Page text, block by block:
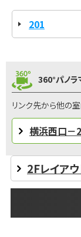
201
360°パノ
リンク先から他の
横浜西口－
2Fレイア